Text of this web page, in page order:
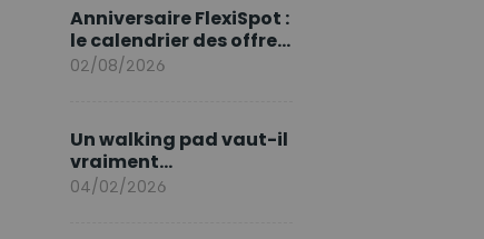
Anniversaire FlexiSpot :
le calendrier des offres
d’août
02/08/2026
Un walking pad vaut-il
vraiment
l'investissement ?
04/02/2026